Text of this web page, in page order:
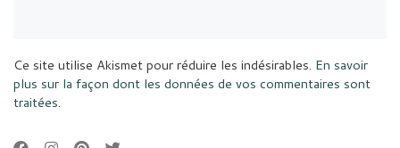
Ce site utilise Akismet pour réduire les indésirables. En savoir
plus sur la façon dont les données de vos commentaires sont
traitées.